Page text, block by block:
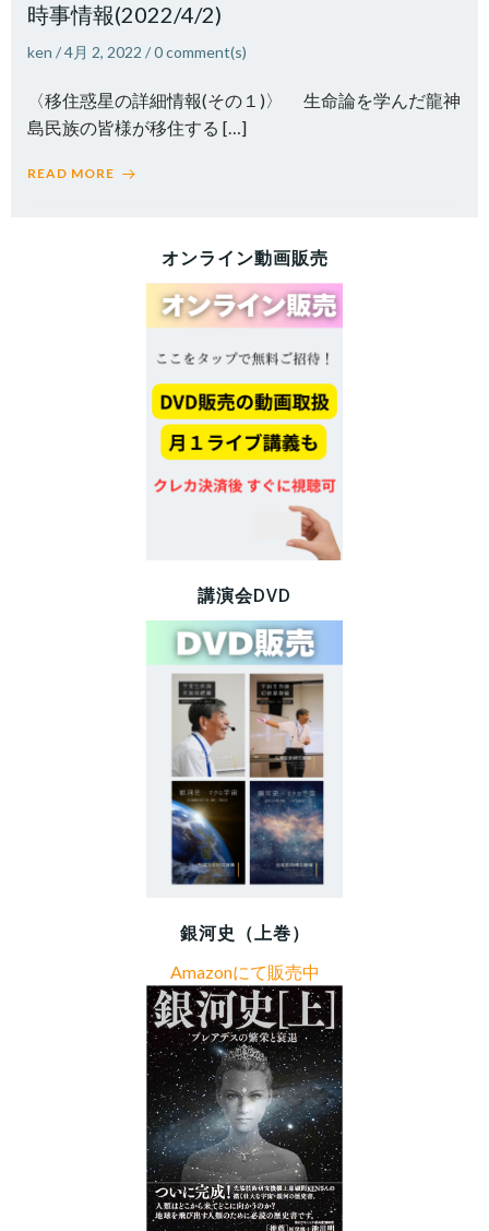
時事情報(2022/4/2)
ken /4月 2, 2022 /0comment(s)
〈移住惑星の詳細情報(その１)〉 生命論を学んだ龍神
島民族の皆様が移住する […]
READ MORE
オンライン動画販売
講演会DVD
銀河史（上巻）
Amazonにて販売中